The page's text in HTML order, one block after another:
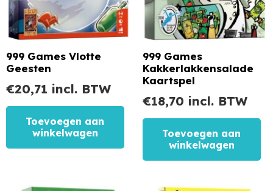
999 Games Vlotte
Geesten
€20,71 incl. BTW
Toevoegen aan
winkelwagen
999 Games
Kakkerlakkensalade
Kaartspel
€18,70 incl. BTW
Toevoegen aan
winkelwagen